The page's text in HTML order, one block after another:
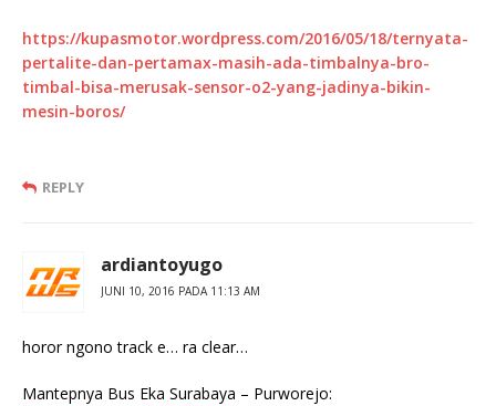
https://kupasmotor.wordpress.com/2016/05/18/ternyata-
pertalite-dan-pertamax-masih-ada-timbalnya-bro-
timbal-bisa-merusak-sensor-o2-yang-jadinya-bikin-
mesin-boros/
REPLY
ardiantoyugo
JUNI 10, 2016 PADA 11:13 AM
horor ngono track e… ra clear…
Mantepnya Bus Eka Surabaya – Purworejo: